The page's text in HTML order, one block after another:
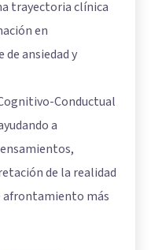
trayectoria clínica
en
de ansiedad y
Conductual
a
de la realidad
afrontamiento más